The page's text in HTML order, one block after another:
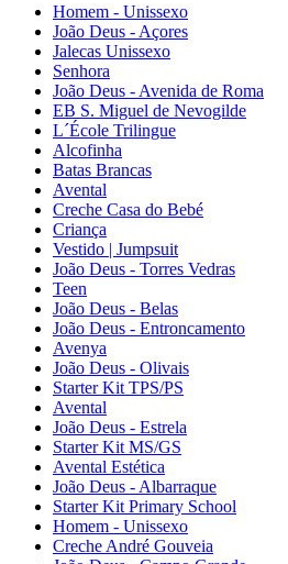
Homem - Unissexo
João Deus - Açores
Jalecas Unissexo
Senhora
João Deus - Avenida de Roma
EB S. Miguel de Nevogilde
L´École Trilingue
Alcofinha
Batas Brancas
Avental
Creche Casa do Bebé
Criança
Vestido | Jumpsuit
João Deus - Torres Vedras
Teen
João Deus - Belas
João Deus - Entroncamento
Avenya
João Deus - Olivais
Starter Kit TPS/PS
Avental
João Deus - Estrela
Starter Kit MS/GS
Avental Estética
João Deus - Albarraque
Starter Kit Primary School
Homem - Unissexo
Creche André Gouveia